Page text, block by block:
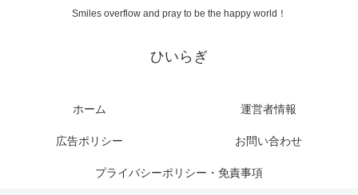
Smiles overflow and pray to be the happy world！
ひいらぎ
ホーム 運営者情報
広告ポリシー お問い合わせ
プライバシーポリシー・免責事項